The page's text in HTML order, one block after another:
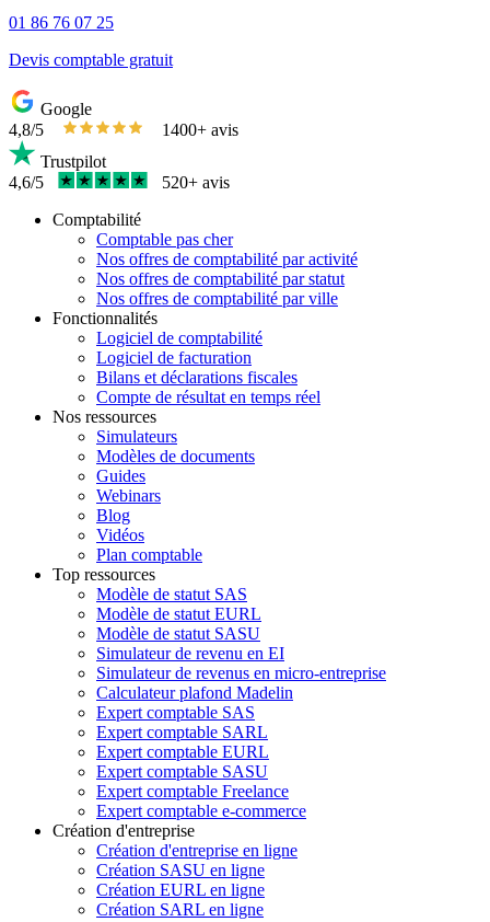
01 86 76 07 25
Devis comptable gratuit
Google
4,8/5
1400+ avis
Trustpilot
4,6/5
520+ avis
Comptabilité
Comptable pas cher
Nos offres de comptabilité par activité
Nos offres de comptabilité par statut
Nos offres de comptabilité par ville
Fonctionnalités
Logiciel de comptabilité
Logiciel de facturation
Bilans et déclarations fiscales
Compte de résultat en temps réel
Nos ressources
Simulateurs
Modèles de documents
Guides
Webinars
Blog
Vidéos
Plan comptable
Top ressources
Modèle de statut SAS
Modèle de statut EURL
Modèle de statut SASU
Simulateur de revenu en EI
Simulateur de revenus en micro-entreprise
Calculateur plafond Madelin
Expert comptable SAS
Expert comptable SARL
Expert comptable EURL
Expert comptable SASU
Expert comptable Freelance
Expert comptable e-commerce
Création d'entreprise
Création d'entreprise en ligne
Création SASU en ligne
Création EURL en ligne
Création SARL en ligne